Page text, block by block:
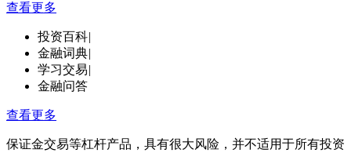
查看更多
投资百科|
金融词典|
学习交易|
金融问答
查看更多
保证金交易等杠杆产品，具有很大风险，并不适用于所有投资